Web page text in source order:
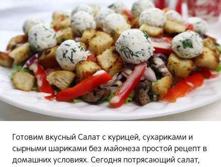
Готовим вкусный Салат с курицей, сухариками и
сырными шариками без майонеза простой рецепт в
домашних условиях. Сегодня потрясающий салат,